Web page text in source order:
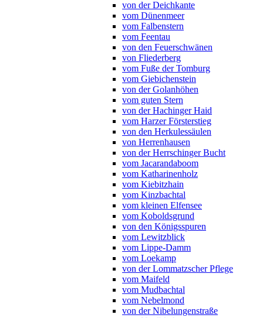
von der Deichkante
vom Dünenmeer
vom Falbenstern
vom Feentau
von den Feuerschwänen
von Fliederberg
vom Fuße der Tomburg
vom Giebichenstein
von der Golanhöhen
vom guten Stern
von der Hachinger Haid
vom Harzer Försterstieg
von den Herkulessäulen
von Herrenhausen
von der Herrschinger Bucht
vom Jacarandaboom
vom Katharinenholz
vom Kiebitzhain
vom Kinzbachtal
vom kleinen Elfensee
vom Koboldsgrund
von den Königsspuren
vom Lewitzblick
vom Lippe-Damm
vom Loekamp
von der Lommatzscher Pflege
vom Maifeld
vom Mudbachtal
vom Nebelmond
von der Nibelungenstraße